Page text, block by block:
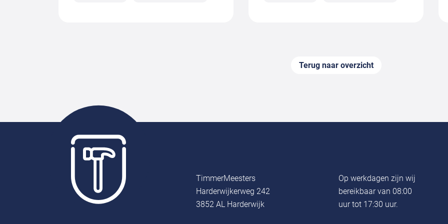
Terug naar overzicht
TimmerMeesters
Harderwijkerweg 242
3852 AL Harderwijk
Op werkdagen zijn wij
bereikbaar van 08:00
uur tot 17:30 uur.